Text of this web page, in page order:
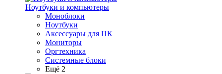
Ноутбуки и компьютеры
Моноблоки
Ноутбуки
Аксессуары для ПК
Мониторы
Оргтехника
Системные блоки
Ещё 2